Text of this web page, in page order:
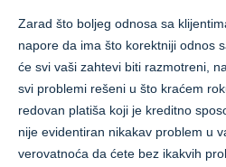
Zarad što boljeg odnosa sa
napore da ima što korektniji odnos
će svi vaši zahtevi biti razmotreni,
svi problemi rešeni u što kraćem
redovan platiša koji je kreditno
nije evidentiran nikakav problem u
verovatnoća da ćete bez ikakvih